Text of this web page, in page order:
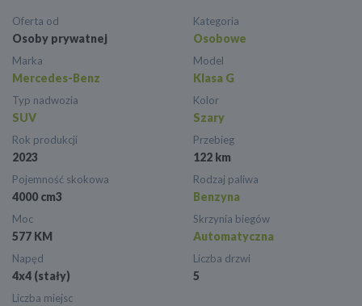
Oferta od
Osoby prywatnej
Kategoria
Osobowe
Marka
Mercedes-Benz
Model
Klasa G
Typ nadwozia
SUV
Kolor
Szary
Rok produkcji
2023
Przebieg
122 km
Pojemność skokowa
4000 cm3
Rodzaj paliwa
Benzyna
Moc
577 KM
Skrzynia biegów
Automatyczna
Napęd
4x4 (stały)
Liczba drzwi
5
Liczba miejsc